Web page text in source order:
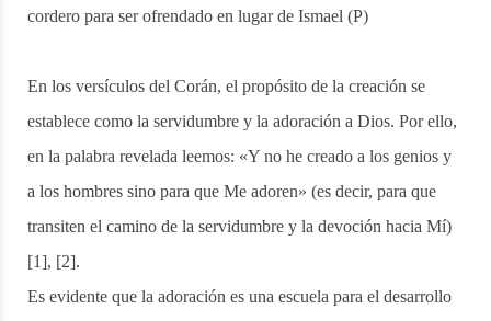
cordero para ser ofrendado en lugar de Ismael (P)
En los versículos del Corán, el propósito de la creación se
establece como la servidumbre y la adoración a Dios. Por ello,
en la palabra revelada leemos: «Y no he creado a los genios y
a los hombres sino para que Me adoren» (es decir, para que
transiten el camino de la servidumbre y la devoción hacia Mí)
[1], [2].
Es evidente que la adoración es una escuela para el desarrollo